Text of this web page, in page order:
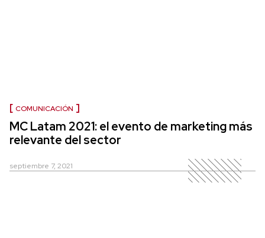
COMUNICACIÓN
MC Latam 2021: el evento de marketing más
relevante del sector
septiembre 7, 2021